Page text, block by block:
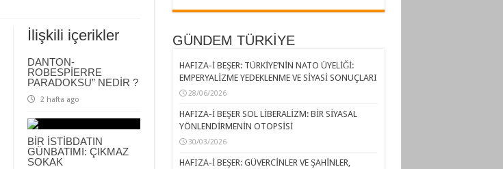
İlişkili içerikler
DANTON-
ROBESPİERRE
PARADOKSU” NEDİR ?
2 hafta ago
BİR İSTİBDATIN
GÜNBATIMI: ÇIKMAZ
SOKAK
GÜNDEM TÜRKİYE
HAFIZA-İ BEŞER: TÜRKİYE’NİN NATO ÜYELİĞİ:
EMPERYALİZME YEDEKLENME VE SİYASİ SONUÇLARI
28/06/2026
HAFIZA-İ BEŞER SOL LİBERALİZM: BİR SİYASAL
YÖNLENDİRMENİN OTOPSİSİ
30/03/2026
HAFIZA-İ BEŞER: GÜVERCİNLER VE ŞAHİNLER,